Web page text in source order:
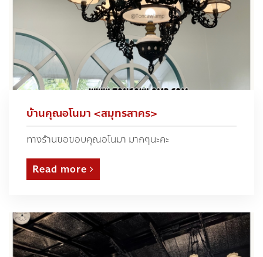
บ้านคุณอโนมา <สมุทรสาคร>
ทางร้านขอขอบคุณอโนมา มากๆนะคะ
Read more